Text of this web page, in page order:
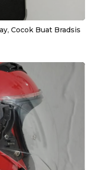
Cocok Buat Bradsis